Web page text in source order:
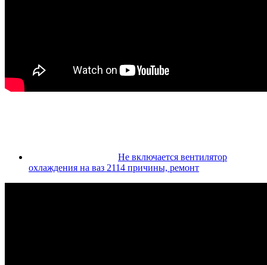
Не включается вентилятор
охлаждения на ваз 2114 причины, ремонт